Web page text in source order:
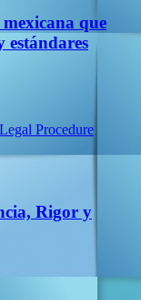
que
estándares
Rigor y